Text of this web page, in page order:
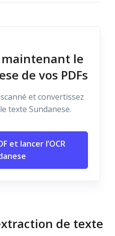
maintenant le
de vos PDFs
et convertissez
texte Sundanese.
et lancer l’OCR
de texte